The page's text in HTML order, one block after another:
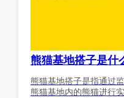
熊猫基地搭子是什
熊猫基地搭子是指通过
熊猫基地内的熊猫进行